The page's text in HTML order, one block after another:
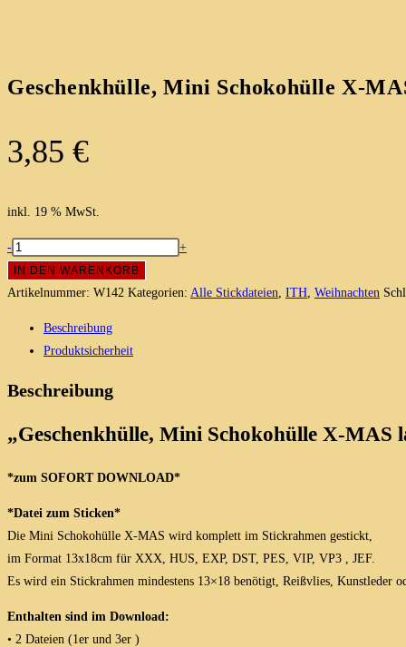
Geschenkhülle, Mini Schokohülle X-
3,85 €
inkl. 19 % MwSt.
Geschenkhülle,
Mini
Schokohülle
ITH,
13x18
- +
IN DEN WARENKORB
Artikelnummer: W142 Kategorien: Alle Stickdateien ITH Weihnachten
Beschreibung
Produktsicherheit
Beschreibung
„Geschenkhülle, Mini Schokohülle X-
*zum SOFORT DOWNLOAD*
*Datei zum Sticken*
Die Mini Schokohülle X-MAS wird komplett im Stickrahmen gestickt,
im Format 13x18cm für XXX, HUS, EXP, DST, PES, VIP, VP3 , JEF.
Es wird ein Stickrahmen mindestens 13×18 benötigt, Reißvlies, Kunstleder
Enthalten sind im Download:
• 2 Dateien (1er und 3er )